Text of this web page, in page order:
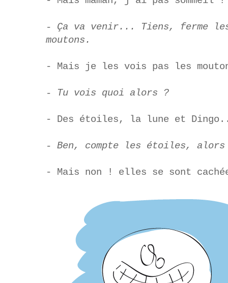
- Ça va venir... Tiens, ferme
moutons.
- Mais je les vois pas les
- Tu vois quoi alors ?
- Des étoiles, la lune et
- Ben, compte les étoiles,
- Mais non ! elles se sont